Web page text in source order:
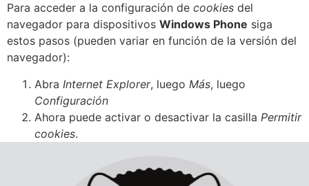
Para acceder a la configuración de cookies del
navegador para dispositivos Windows Phone siga
estos pasos (pueden variar en función de la versión del
navegador):
Abra Internet Explorer, luego Más, luego
Configuración
Ahora puede activar o desactivar la casilla Permitir
cookies.